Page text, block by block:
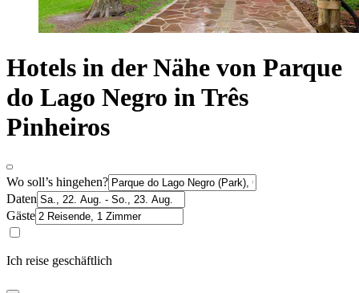
Hotels in der Nähe von Parque
do Lago Negro in Três
Pinheiros
Wo soll’s hingehen?
Daten
Gäste
Ich reise geschäftlich